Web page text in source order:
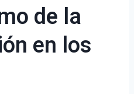
de la
en los